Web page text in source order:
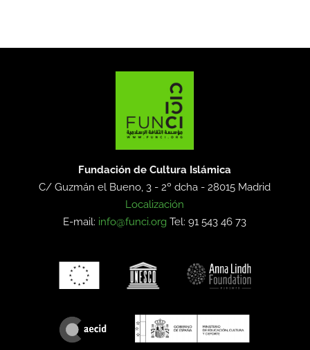
Fundación de Cultura Islámica
C/ Guzmán el Bueno, 3 - 2º dcha -28015 Madrid
Localización
E-mail: info@funci.org Tel: 91 543 46 73